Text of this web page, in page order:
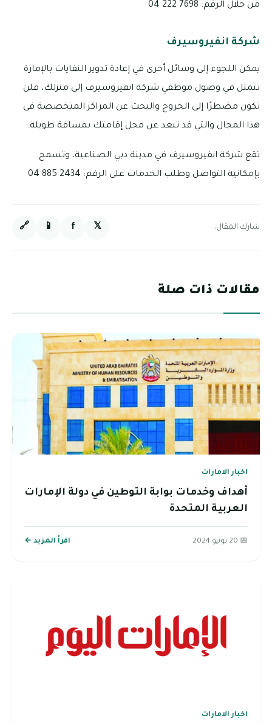
من خلال الرقم: 7698 222 04
شركة انفيروسيرف
يمكن اللجوء إلى وسائل أخرى في إعادة تدوير النفايات بالإمارة
تتمثل في وصول موظفي شركة انفيروسيرف إلى منزلك، فلن
تكون مضطرًا إلى الخروج والبحث عن المراكز المتخصصة في
هذا المجال والتي قد تبعد عن محل إقامتك بمسافة طويلة.
تقع شركة انفيروسيرف في مدينة دبي الصناعية، وتسمح
بإمكانية التواصل وطلب الخدمات على الرقم: 2434 885 04
شارك المقال: 𝕏
f
📱
🔗
مقالات ذات صلة
اخبار الامارات
أهداف وخدمات بوابة التوطين في دولة الإمارات
العربية المتحدة
📅 20 يونيو 2024 اقرأ المزيد ←
اخبار الامارات